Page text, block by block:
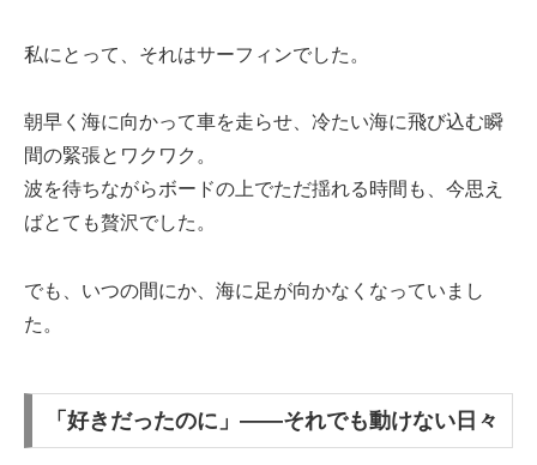
私にとって、それはサーフィンでした。
朝早く海に向かって車を走らせ、冷たい海に飛び込む瞬
間の緊張とワクワク。
波を待ちながらボードの上でただ揺れる時間も、今思え
ばとても贅沢でした。
でも、いつの間にか、海に足が向かなくなっていまし
た。
「好きだったのに」——それでも動けない日々